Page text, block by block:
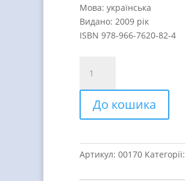
Мова: українська
Видано: 2009 рік
ISBN 978-966-7620-82-4
область.
Географічний
атлас
quantity
До кошика
Артикул: 00170 Категорії: